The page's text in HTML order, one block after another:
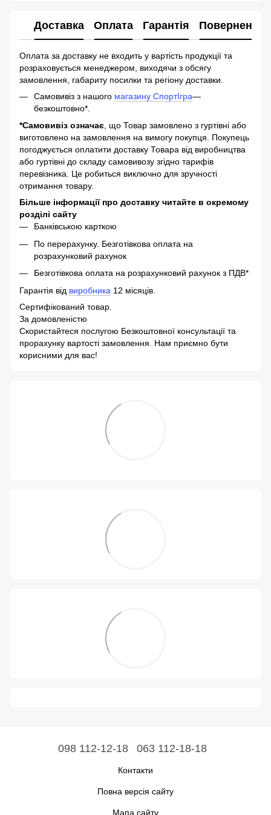
Доставка Оплата Гарантія Повернення
Оплата за доставку не входить у вартість продукції та
розраховується менеджером, виходячи з обсягу
замовлення, габариту посилки та регіону доставки.
Самовивіз з нашого магазину СпортІгра—
безкоштовно*.
*Самовивіз означає, що Товар замовлено з гуртівні або
виготовлено на замовлення на вимогу покупця. Покупець
погоджується оплатити доставку Товара від виробництва
або гуртівні до складу самовивозу згідно тарифів
перевізника. Це робиться виключно для зручності
отримання товару.
Більше інформації про доставку читайте в окремому
розділі сайту
Банківською карткою
По перерахунку. Безготівкова оплата на
розрахунковий рахунок
Безготівкова оплата на розрахунковий рахунок з ПДВ*
Гарантія від виробника 12 місяців.
Сертифікований товар.
За домовленістю
Скористайтеся послугою Безкоштовної консультації та
прорахунку вартості замовлення. Нам приємно бути
корисними для вас!
098 112-12-18 063 112-18-18
Контакти
Повна версія сайту
Мапа сайту